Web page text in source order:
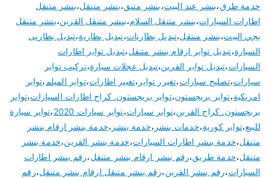
خدمة طرق،بنشر عند البيت،بنشر متنق،بنشر متنقل،بنشر متنقل
اطارات السيارات،بنشر متنقل السلام،بنشر متنقل القرين،بنشر متنقل
يجي البيت،بنشر منتقل،تبديل بطاريات،تبديل بطارية،تبديل بطاريى
السيارة،تبديل تواير ارقام بنشر متنقل،تبديل تواير اطارات
السيارات،تبديل تواير القرين،تبديل عجلات سيارة،تركيب تواير
سيارات،تصليح سيارات،تغيرر تواير ،تغيير اطارات،تواير الميلم،تواير
امريكية،تواير بريجستون،تواير بريجستون. كراج اطارات السيارات،تواير
بريجستون. كراج القرين،تواير سيارات،تواير سيارات 2020 ،تواير سيارة
للبيع،تواير كورية،خدمات بنشر ،خدمة بنشر ،خدمة بنشر ارقام بنشر
متنقل،خدمة بنشر اطارات السيارات،خدمة بنشر القرين،خدمة بنشر
متنقل،خدمة طريق،رقم بنشر ارقام بنشر متنقل،رقم بنشر اطارات
السيارات،رقم بنشر القرين،رقم بنشر متنقل ارقام بنشر متنقل،رقم